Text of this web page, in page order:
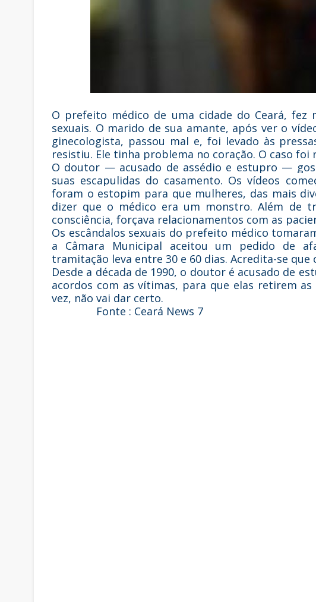
O prefeito médico de uma cidade do Ceará,
sexuais. O marido de sua amante, após ver o
ginecologista, passou mal e, foi levado às
resistiu. Ele tinha problema no coração. O caso foi
O doutor — acusado de assédio e estupro —
suas escapulidas do casamento. Os vídeos
foram o estopim para que mulheres, das mais
dizer que o médico era um monstro. Além de
consciência, forçava relacionamentos com as
Os escândalos sexuais do prefeito médico
a Câmara Municipal aceitou um pedido de
tramitação leva entre 30 e 60 dias. Acredita-se
Desde a década de 1990, o doutor é acusado de
acordos com as vítimas, para que elas retirem
vez, não vai dar certo.
Fonte : Ceará News 7